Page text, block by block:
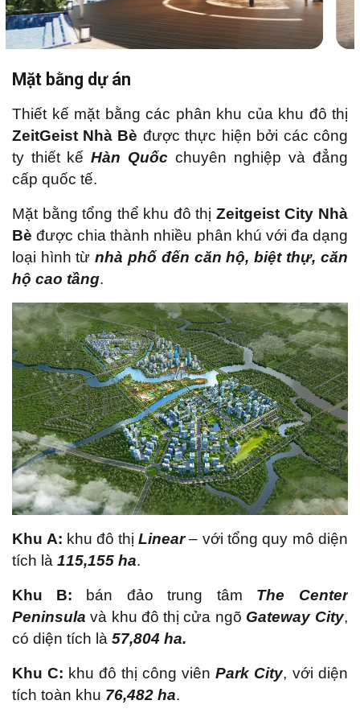
ha.
Khu công viên cây xanhtại dự án có tổng
diện tích hơn39 ha
ở và công viên cây xanh đô thị.
Đất giao thông tại khu đô thị ZeitGeist City
Nhà Bè có tổng diện tích66 ha, bao gồm luôn
cả diện tích quảng trường.
Ngoài ra, dự án ZeitGeist City Nhà Bècũng
dành riêng40 hadiện tích là mặt nước để sử
dụng làm cảnh quan hay hệ thống hồ điều tiết.
Nhờ đó, không khí tại KĐT
Bèlúc nào cũng trong lành, thoáng đãng, mang
lại chất lượng cuộc sống khỏe mạnh, thư thái
cho toàn bộ cư dân.
Mặt bằng dự án
Thiết kế mặt bằng các phân khu của khu đô thị
ZeitGeist Nhà Bè được thực hiện bởi các công
ty thiết kế Hàn Quốc chuyên nghiệp và đẳng
cấp quốc tế.
Mặt bằng tổng thể khu đô thị Zeitgeist City Nhà
Bè được chia thành nhiều phân khú với đa dạng
loại hình từ nhà phố đến căn hộ, biệt thự, căn
hộ cao tầng.
Khu A: khu đô thị Linear– với tổng quy mô diện
tích là 115,155 ha.
Khu B: bán đảo trung tâm The Center
Peninsula và khu đô thị cửa ngõ Gateway City,
có diện tích là 57,804 ha.
Khu C: khu đô thị công viên Park City, với diện
tích toàn khu 76,482 ha.